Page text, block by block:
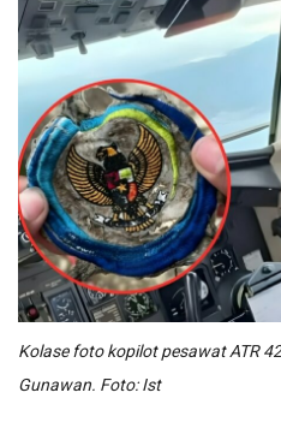
Kolase foto kopilot pesawat ATR
Gunawan. Foto: Ist